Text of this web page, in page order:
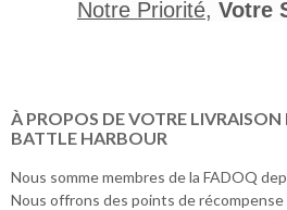
Notre Priorité, Votre
À PROPOS DE VOTRE LIVRAISON
BATTLE HARBOUR
Nous somme membres de la FADOQ
Nous offrons des points de